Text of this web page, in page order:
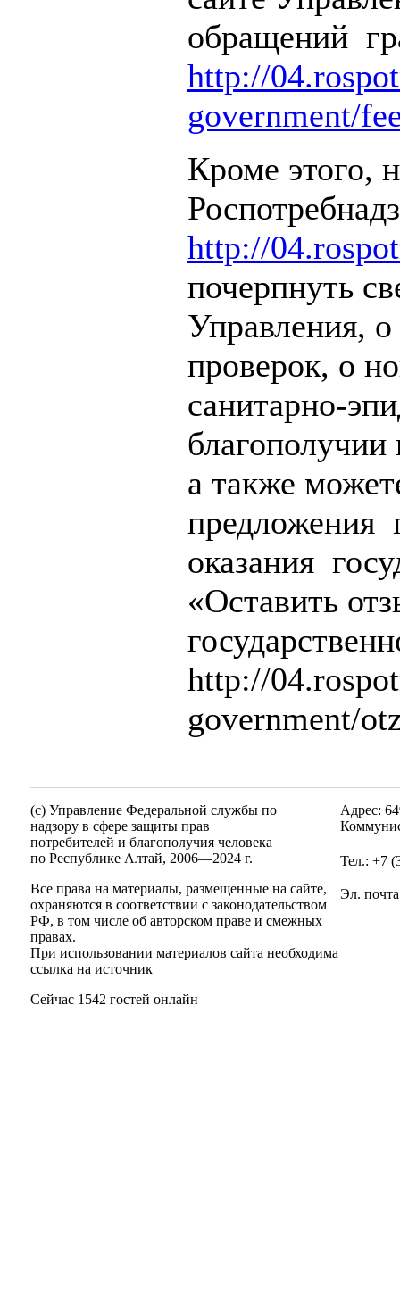
обращений
http://
government/
Кроме этого,
http://
почерпнуть
Управления, о
проверок, о
санитарно-
а также
предложения
оказания
«Оставить
http://
government/
(c) Управление Федеральной службы по
надзору в сфере защиты прав
потребителей и благополучия человека
по Республике Алтай, 2006—2024 г.
Все права на материалы, размещенные на сайте,
охраняются в соответствии с законодательством
РФ, в том числе об авторском праве и смежных
правах.
При использовании материалов сайта необходима
ссылка на источник
Сейчас 1542 гостей онлайн
Адрес:
Тел.: +7
Эл.